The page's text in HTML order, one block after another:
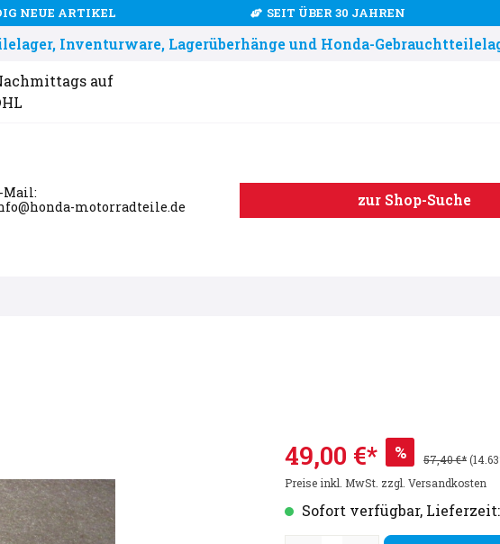
NEUE ARTIKEL SEIT ÜBER 30 JAHREN
Inventurware, Lagerüberhänge und Honda-
auf
Mail:
motorradteile.de
zur Shop-Suche
49,00 €* % 57,40 €*
Preise inkl. MwSt. zzgl. Versandkosten
Sofort verfügbar,